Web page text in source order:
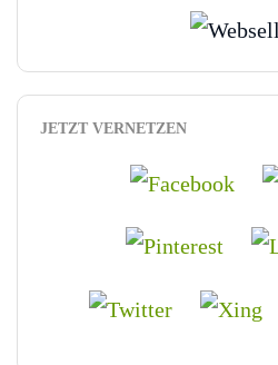
JETZT VERNETZEN